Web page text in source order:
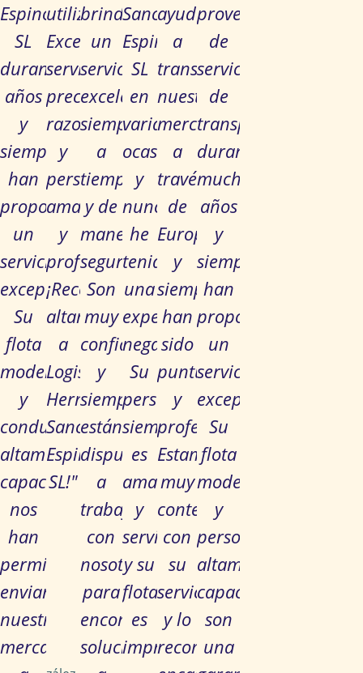
Espinosa
SL
durante
años
y
siempre
han
proporcionado
un
servicio
excepcional.
Su
flota
moderna
y
conductores
altamente
capacitados
nos
han
permitido
enviar
nuestra
mercancía
utilizado!
Excelente
servicio,
precios
razonables
y
personal
amable
y
profesional.
¡Recomendamos
altamente
a
Logistics
Hermanos
Sanchez
Espinosa
SL!"
María
González
Gerente de
brindado
un
servicio
excelente,
siempre
a
tiempo
y de
manera
segura.
Son
muy
confiables
y
siempre
están
dispuestos
a
trabajar
con
nosotros
para
encontrar
soluciones
Sanchez
Espinosa
SL
en
varias
ocasiones
y
nunca
he
tenido
una
experiencia
negativa.
Su
personal
siempre
es
amable
y
servicial,
y su
flota
es
impresionante"
ayudado
a
transportar
nuestra
mercancía
a
través
de
Europa
y
siempre
han
sido
puntuales
y
profesionales.
Estamos
muy
contentos
con
su
servicio
y lo
recomendamos
proveedor
de
servicios
de
transporte
durante
muchos
años
y
siempre
han
proporcionado
un
servicio
excepcional.
Su
flota
moderna
y
personal
altamente
capacitado
son
una